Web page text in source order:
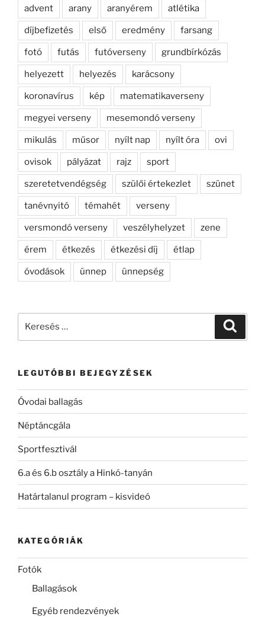
advent arany aranyérem atlétika
díjbefizetés első eredmény farsang
fotó futás futóverseny grundbírkózás
helyezett helyezés karácsony
koronavírus kép matematikaverseny
megyei verseny mesemondó verseny
mikulás műsor nyílt nap nyílt óra ovi
ovisok pályázat rajz sport
szeretetvendégség szülői értekezlet szünet
tanévnyitó témahét verseny
versmondó verseny veszélyhelyzet zene
érem étkezés étkezési díj étlap
óvodások ünnep ünnepség
LEGUTÓBBI BEJEGYZÉSEK
Óvodai ballagás
Néptáncgála
Sportfesztivál
6.a és 6.b osztály a Hinkó-tanyán
Határtalanul program – kisvideó
KATEGÓRIÁK
Fotók
Ballagások
Egyéb rendezvények